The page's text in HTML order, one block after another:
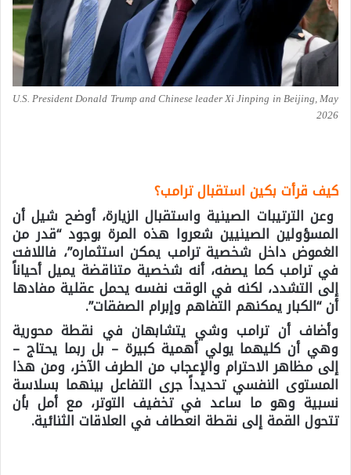
U.S. President Donald Trump and Chinese leader Xi Jinping in Beijing, May
2026
كيف قرأت بكين استقبال ترامب؟
وعن الترتيبات الصينية واستقبال الزيارة، أوضح شيل أن
المسؤولين الصينيين شعروا هذه المرة بوجود “قدر من
الغموض داخل شخصية ترامب يمكن استثماره”، فاللافت
في ترامب كما يصفه، أنه شخصية متناقضة يميل أحياناً
إلى التشدد، لكنه في الوقت نفسه يحمل عقلية مفادها
أن “الكبار يمكنهم التفاهم وإبرام الصفقات”.
وأضاف أن ترامب وشي يتشابهان في نقطة محورية
وهي أن كليهما يولي أهمية كبيرة – بل ربما يحتاج –
إلى مظاهر الاحترام والإعجاب من الطرف الآخر، ومن هذا
المستوى النفسي تحديداً جرى التفاعل بينهما بسلاسة
نسبية وهو ما ساعد في تخفيف التوتر، مع أمل بأن
تتحول القمة إلى نقطة انعطاف في العلاقات الثنائية.